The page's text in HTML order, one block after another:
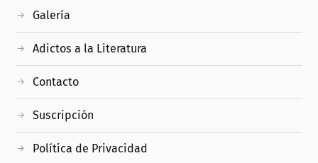
Galería
Adictos a la Literatura
Contacto
Suscripción
Política de Privacidad